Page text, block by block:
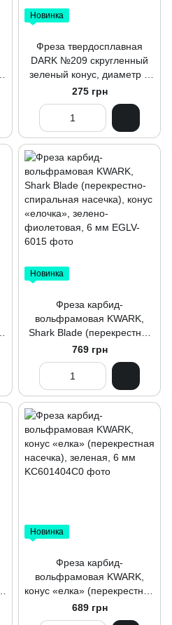
Новинка
Фреза твердосплавная
DARK №209 скругленный
зеленый конус, диаметр 5
мм для левшей
275 грн
Новинка
Фреза карбид-
вольфрамовая KWARK,
Shark Blade (перекрестно-
спиральная насечка), конус
«елочка», зелено-
фиолетовая, 6 мм
769 грн
Новинка
Фреза карбид-
вольфрамовая KWARK,
конус «елка» (перекрестная
насечка), зеленая, 6 мм
689 грн